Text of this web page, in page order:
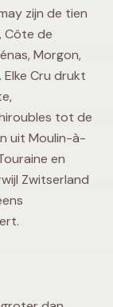
zijn de tien
Côte de
Morgon,
Cru drukt
tot de
uit Moulin-à-
en
Zwitserland